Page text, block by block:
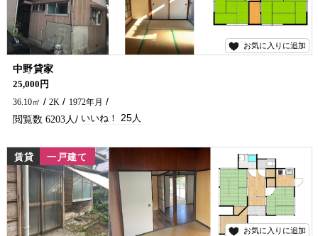
お気に入りに追加
25
中野貸家
お家賃お得な貸家です。お車なしでも買い物に便利な所です(^^♪
25,000円
36.10㎡
2K 1972年月
6203 25
お気に入りに追加
賃貸 一戸建て